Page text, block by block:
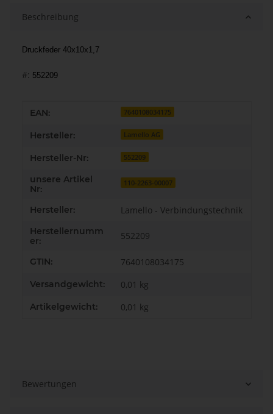
Beschreibung
Druckfeder 40x10x1,7
#: 552209
Produkteigenschaft
Wert
EAN: 7640108034175
Hersteller: Lamello AG
Hersteller-Nr: 552209
unsere Artikel
Nr:
110-2263-00007
Hersteller: Lamello - Verbindungstechnik
Herstellernumm
er:
552209
GTIN: 7640108034175
Versandgewicht: 0,01 kg
Artikelgewicht: 0,01 kg
Bewertungen